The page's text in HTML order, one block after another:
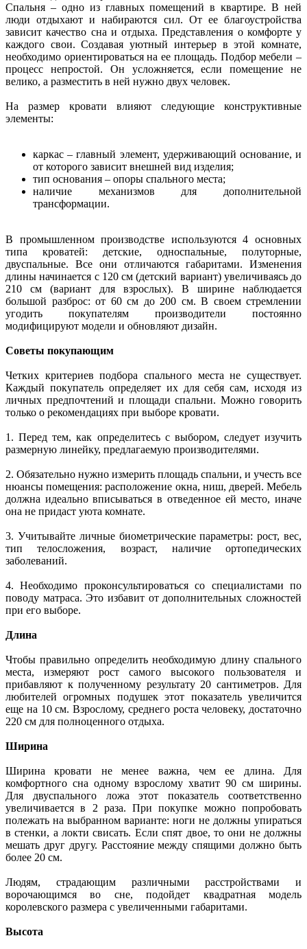
Спальня – одно из главных помещений в квартире. В ней
люди отдыхают и набираются сил. От ее благоустройства
зависит качество сна и отдыха. Представления о комфорте у
каждого свои. Создавая уютный интерьер в этой комнате,
необходимо ориентироваться на ее площадь. Подбор мебели –
процесс непростой. Он усложняется, если помещение не
велико, а разместить в ней нужно двух человек.
На размер кровати влияют следующие конструктивные
элементы:
каркас – главный элемент, удерживающий основание, и
от которого зависит внешней вид изделия;
тип основания – опоры спального места;
наличие механизмов для дополнительной
трансформации.
В промышленном производстве используются 4 основных
типа кроватей: детские, односпальные, полуторные,
двуспальные. Все они отличаются габаритами. Изменения
длины начинается с 120 см (детский вариант) увеличиваясь до
210 см (вариант для взрослых). В ширине наблюдается
большой разброс: от 60 см до 200 см. В своем стремлении
угодить покупателям производители постоянно
модифицируют модели и обновляют дизайн.
Советы покупающим
Четких критериев подбора спального места не существует.
Каждый покупатель определяет их для себя сам, исходя из
личных предпочтений и площади спальни. Можно говорить
только о рекомендациях при выборе кровати.
1. Перед тем, как определитесь с выбором, следует изучить
размерную линейку, предлагаемую производителями.
2. Обязательно нужно измерить площадь спальни, и учесть все
нюансы помещения: расположение окна, ниш, дверей. Мебель
должна идеально вписываться в отведенное ей место, иначе
она не придаст уюта комнате.
3. Учитывайте личные биометрические параметры: рост, вес,
тип телосложения, возраст, наличие ортопедических
заболеваний.
4. Необходимо проконсультироваться со специалистами по
поводу матраса. Это избавит от дополнительных сложностей
при его выборе.
Длина
Чтобы правильно определить необходимую длину спального
места, измеряют рост самого высокого пользователя и
прибавляют к полученному результату 20 сантиметров. Для
любителей огромных подушек этот показатель увеличится
еще на 10 см. Взрослому, среднего роста человеку, достаточно
220 см для полноценного отдыха.
Ширина
Ширина кровати не менее важна, чем ее длина. Для
комфортного сна одному взрослому хватит 90 см ширины.
Для двуспального ложа этот показатель соответственно
увеличивается в 2 раза. При покупке можно попробовать
полежать на выбранном варианте: ноги не должны упираться
в стенки, а локти свисать. Если спят двое, то они не должны
мешать друг другу. Расстояние между спящими должно быть
более 20 см.
Людям, страдающим различными расстройствами и
ворочающимся во сне, подойдет квадратная модель
королевского размера с увеличенными габаритами.
Высота